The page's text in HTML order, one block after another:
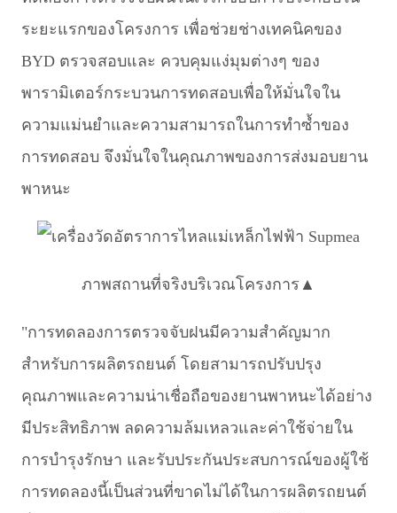
ระยะแรกของโครงการ เพื่อช่วยช่างเทคนิคของ
BYD ตรวจสอบและ ควบคุมแง่มุมต่างๆ ของ
พารามิเตอร์กระบวนการทดสอบเพื่อให้มั่นใจใน
ความแม่นยำและความสามารถในการทำซ้ำของ
การทดสอบ จึงมั่นใจในคุณภาพของการส่งมอบยาน
พาหนะ
ภาพสถานที่จริงบริเวณโครงการ▲
"การทดลองการตรวจจับฝนมีความสำคัญมาก
สำหรับการผลิตรถยนต์ โดยสามารถปรับปรุง
คุณภาพและความน่าเชื่อถือของยานพาหนะได้อย่าง
มีประสิทธิภาพ ลดความล้มเหลวและค่าใช้จ่ายใน
การบำรุงรักษา และรับประกันประสบการณ์ของผู้ใช้
การทดลองนี้เป็นส่วนที่ขาดไม่ได้ในการผลิตรถยนต์